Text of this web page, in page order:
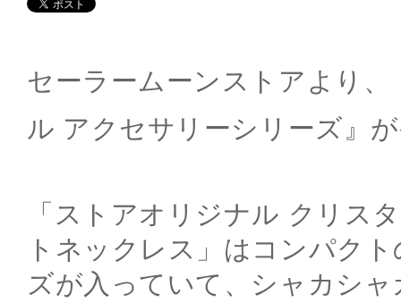
セーラームーンストアより
ル アクセサリーシリーズ』
「ストアオリジナル クリス
トネックレス」はコンパク
ズが入っていて、シャカシ